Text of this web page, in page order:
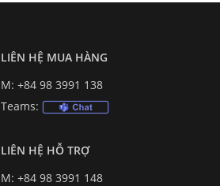
LIÊN HỆ MUA HÀNG
M: +84 98 3991 138
Teams:
LIÊN HỆ HỖ TRỢ
M: +84 98 3991 148